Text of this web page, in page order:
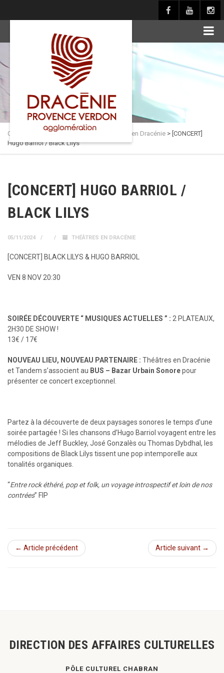
Culture en Dracénie Théâtres en Dracénie > [CONCERT]
Hugo Barriol / Black Lilys
[CONCERT] HUGO BARRIOL /
BLACK LILYS
05/11/2024 THÉÂTRES EN DRACÉNIE
[CONCERT] BLACK LILYS & HUGO BARRIOL
VEN 8 NOV 20:30
SOIRÉE DÉCOUVERTE “ MUSIQUES ACTUELLES ” : 2 PLATEAUX,
2H30 DE SHOW !
13€ / 17€
NOUVEAU LIEU, NOUVEAU PARTENAIRE : Théâtres en Dracénie
et Tandem s’associent au BUS – Bazar Urbain Sonorepour
présenter ce concert exceptionnel.
Partez à la découverte de deux paysages sonores le temps d’une
soirée partagée ! Si les chansons d’Hugo Barriol voyagent entre les
mélodies de Jeff Buckley, José Gonzalès ou Thomas Dybdhal, les
compositions de Black Lilys tissent une pop intemporelle aux
tonalités organiques.
“Entre rock éthéré, pop et folk, un voyage introspectif et loin de nos
contrées” FIP
← Article précédent Article suivant →
DIRECTION DES AFFAIRES CULTURELLES
PÔLE CULTUREL CHABRAN